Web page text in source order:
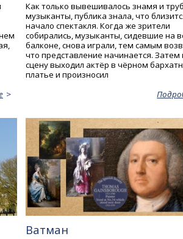
Как только вывешивалось знамя и
музыканты, публика знала, что
начало спектакля. Когда же зрители
собирались, музыканты, сидевшие на
балконе, снова играли, тем самым
что представление начинается. Затем
сцену выходил актёр в чёрном
платье и произносил
Ватман